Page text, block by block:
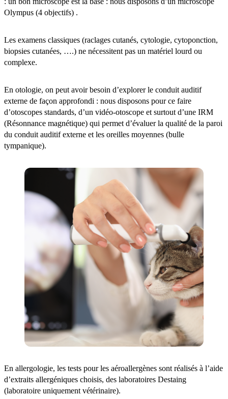
Olympus (4 objectifs) .
Les examens classiques (raclages cutanés, cytologie, cytoponction,
biopsies cutanées, ….) ne nécessitent pas un matériel lourd ou
complexe.
En otologie, on peut avoir besoin d’explorer le conduit auditif
externe de façon approfondi : nous disposons pour ce faire
d’otoscopes standards, d’un vidéo-otoscope et surtout d’une IRM
(Résonnance magnétique) qui permet d’évaluer la qualité de la paroi
du conduit auditif externe et les oreilles moyennes (bulle
tympanique).
En allergologie, les tests pour les aéroallergènes sont réalisés à l’aide
d’extraits allergéniques choisis, des laboratoires Destaing
(laboratoire uniquement vétérinaire).